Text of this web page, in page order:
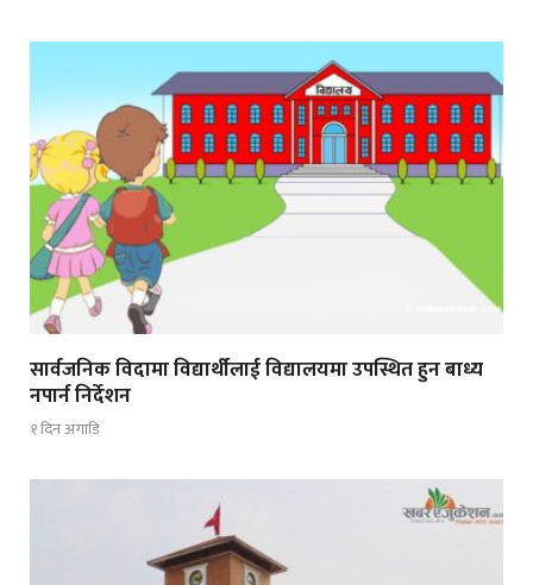
सार्वजनिक विदामा विद्यार्थीलाई विद्यालयमा उपस्थित हुन बाध्य
नपार्न निर्देशन
१ दिन अगाडि